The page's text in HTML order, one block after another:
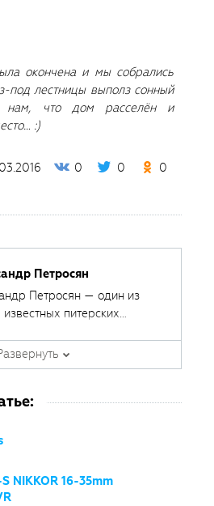
окончена и мы собрались
под лестницы выполз сонный
нам, что дом расселён и
:)
0 0
0
Петросян
Петросян — один из
питерских
— городской пейзаж,
Среди многих других
с неожиданной
каждый переулок, каждое
ракурсы, которые и
его работы уникальными.
NIKKOR 16-35mm